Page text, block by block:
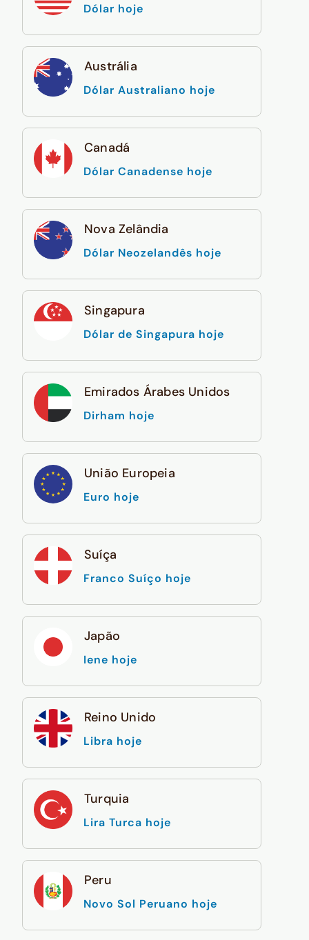
Dólar hoje
Austrália
Dólar Australiano hoje
Canadá
Dólar Canadense hoje
Nova Zelândia
Dólar Neozelandês hoje
Singapura
Dólar de Singapura hoje
Emirados Árabes Unidos
Dirham hoje
União Europeia
Euro hoje
Suíça
Franco Suíço hoje
Japão
Iene hoje
Reino Unido
Libra hoje
Turquia
Lira Turca hoje
Peru
Novo Sol Peruano hoje